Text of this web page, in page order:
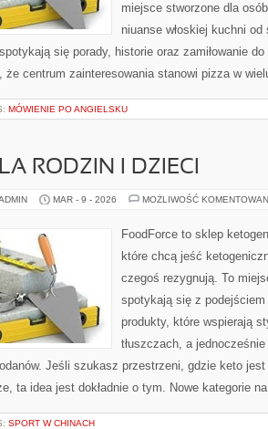
miejsce stworzone dla
niuanse włoskiej kuchni
się porady, historie oraz zamiłowanie
że centrum zainteresowania stanowi pizza w
MÓWIENIE PO ANGIELSKU
RODZIN I DZIECI
MAR - 9 - 2026 MOŻLIWOŚĆ
FoodForce to sklep
które chcą jeść
czegoś rezygnują. To
spotykają się z
produkty, które wspierają
tłuszczach, a
Jeśli szukasz przestrzeni, gdzie keto
ta idea jest dokładnie o tym. Nowe kategorie
SPORT W CHINACH